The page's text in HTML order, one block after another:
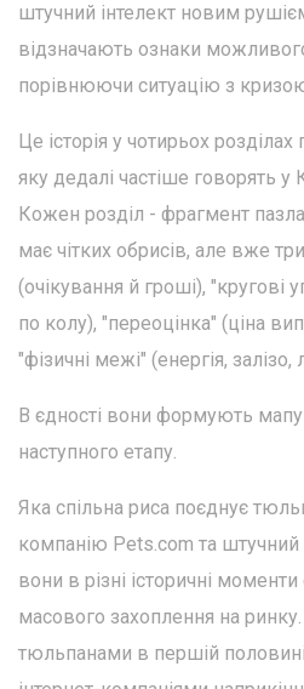
штучний інтелект новим
відзначають ознаки
порівнюючи ситуацію з
Це історія у чотирьох
яку дедалі частіше говорять у
Кожен розділ - фрагмент
має чітких обрисів, але вже
(очікування й гроші), "кругові
по колу), "переоцінка" (ціна
"фізичні межі" (енергія,
В єдності вони формують мапу
наступного етапу.
Яка спільна риса поєднує
компанію Pets.com та штучний
вони в різні історичні
масового захоплення на
тюльпанами в першій половині